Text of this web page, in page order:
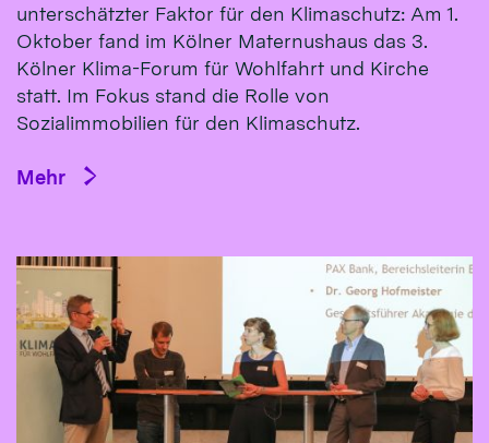
unterschätzter Faktor für den Klimaschutz: Am 1.
Oktober fand im Kölner Maternushaus das 3.
Kölner Klima-Forum für Wohlfahrt und Kirche
statt. Im Fokus stand die Rolle von
Sozialimmobilien für den Klimaschutz.
Mehr